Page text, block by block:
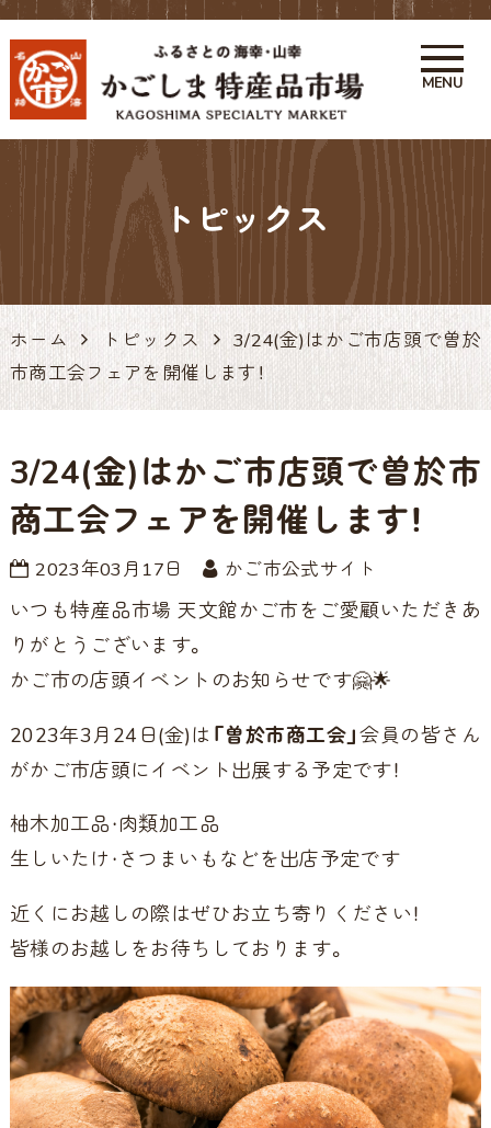
かごしま特産品市場 かご市 鹿
児島の特産品・お土産アンテナ
MENU
トピックス
ホーム トピックス
3/24(金)はかご市店頭で曽於
市商工会フェアを開催します！
3/24(金)はかご市店頭で曽於市
商工会フェアを開催します！
2023年03月17日 かご市公式サイト
いつも特産品市場 天文館かご市をご愛顧いただきあ
りがとうございます。
かご市の店頭イベントのお知らせです🤗🌟
2023年3月24日(金)は 「曽於市商工会」会員の皆さん
がかご市店頭にイベント出展する予定です！
柚木加工品・肉類加工品
生しいたけ・さつまいもなどを出店予定です
近くにお越しの際はぜひお立ち寄りください！
皆様のお越しをお待ちしております。